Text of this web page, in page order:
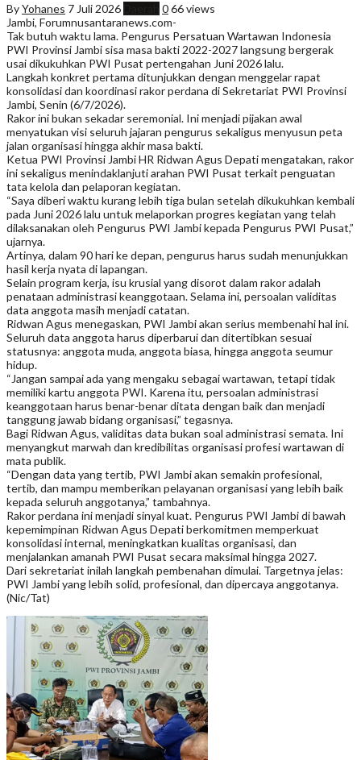
ByYohanes 7 Juli 2026 066 views
Jambi, Forumnusantaranews.com-
Tak butuh waktu lama. Pengurus Persatuan Wartawan Indonesia
PWI Provinsi Jambi sisa masa bakti 2022-2027 langsung bergerak
usai dikukuhkan PWI Pusat pertengahan Juni 2026 lalu.
Langkah konkret pertama ditunjukkan dengan menggelar rapat
konsolidasi dan koordinasi rakor perdana di Sekretariat PWI Provinsi
Jambi, Senin (6/7/2026).
Rakor ini bukan sekadar seremonial. Ini menjadi pijakan awal
menyatukan visi seluruh jajaran pengurus sekaligus menyusun peta
jalan organisasi hingga akhir masa bakti.
Ketua PWI Provinsi Jambi HR Ridwan Agus Depati mengatakan, rakor
ini sekaligus menindaklanjuti arahan PWI Pusat terkait penguatan
tata kelola dan pelaporan kegiatan.
“Saya diberi waktu kurang lebih tiga bulan setelah dikukuhkan kembali
pada Juni 2026 lalu untuk melaporkan progres kegiatan yang telah
dilaksanakan oleh Pengurus PWI Jambi kepada Pengurus PWI Pusat,”
ujarnya.
Artinya, dalam 90 hari ke depan, pengurus harus sudah menunjukkan
hasil kerja nyata di lapangan.
Selain program kerja, isu krusial yang disorot dalam rakor adalah
penataan administrasi keanggotaan. Selama ini, persoalan validitas
data anggota masih menjadi catatan.
Ridwan Agus menegaskan, PWI Jambi akan serius membenahi hal ini.
Seluruh data anggota harus diperbarui dan ditertibkan sesuai
statusnya: anggota muda, anggota biasa, hingga anggota seumur
hidup.
“Jangan sampai ada yang mengaku sebagai wartawan, tetapi tidak
memiliki kartu anggota PWI. Karena itu, persoalan administrasi
keanggotaan harus benar-benar ditata dengan baik dan menjadi
tanggung jawab bidang organisasi,” tegasnya.
Bagi Ridwan Agus, validitas data bukan soal administrasi semata. Ini
menyangkut marwah dan kredibilitas organisasi profesi wartawan di
mata publik.
“Dengan data yang tertib, PWI Jambi akan semakin profesional,
tertib, dan mampu memberikan pelayanan organisasi yang lebih baik
kepada seluruh anggotanya,” tambahnya.
Rakor perdana ini menjadi sinyal kuat. Pengurus PWI Jambi di bawah
kepemimpinan Ridwan Agus Depati berkomitmen memperkuat
konsolidasi internal, meningkatkan kualitas organisasi, dan
menjalankan amanah PWI Pusat secara maksimal hingga 2027.
Dari sekretariat inilah langkah pembenahan dimulai. Targetnya jelas:
PWI Jambi yang lebih solid, profesional, dan dipercaya anggotanya.
(Nic/Tat)